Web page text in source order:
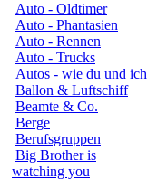
Auto - Oldtimer
Auto - Phantasien
Auto - Rennen
Auto - Trucks
Autos - wie du und ich
Ballon & Luftschiff
Beamte & Co.
Berge
Berufsgruppen
Big Brother is
watching you